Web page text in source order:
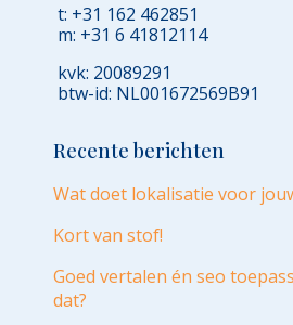
t: +31 162 462851
m: +31 6 41812114
kvk: 20089291
btw-id: NL001672569B91
Recente berichten
Wat doet lokalisatie voor
Kort van stof!
Goed vertalen én seo
dat?